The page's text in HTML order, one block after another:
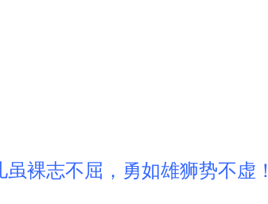
裸志不屈，勇如雄狮势不虚！